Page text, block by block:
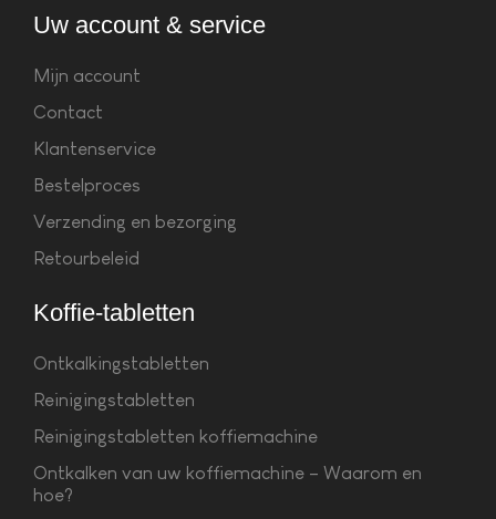
Uw account & service
Mijn account
Contact
Klantenservice
Bestelproces
Verzending en bezorging
Retourbeleid
Koffie-tabletten
Ontkalkingstabletten
Reinigingstabletten
Reinigingstabletten koffiemachine
Ontkalken van uw koffiemachine – Waarom en
hoe?